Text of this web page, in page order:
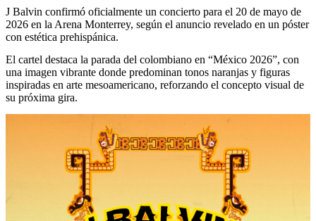
J Balvin confirmó oficialmente un concierto para el 20 de mayo de
2026 en la Arena Monterrey, según el anuncio revelado en un póster
con estética prehispánica.
El cartel destaca la parada del colombiano en “México 2026”, con
una imagen vibrante donde predominan tonos naranjas y figuras
inspiradas en arte mesoamericano, reforzando el concepto visual de
su próxima gira.